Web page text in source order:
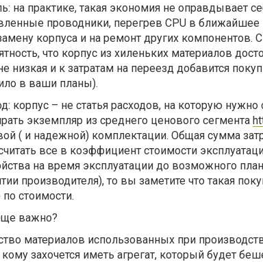
на практике, такая экономия не оправдывает
проводники, перегрев CPU в ближайшее
корпуса и на ремонт других
что корпус из хиленьких материалов
низкая и к затратам на переезд добавится
в ваши планы).
корпус – не статья расходов, на которую
экземпляр из среднего ценового сегмента
( и надежной) комплектации. Общая сумма
все в коэффициент стоимости
на время эксплуатации до возможного
производителя), то вы заметите что такая
стоимости.
важно?
материалов использованных при
захочется иметь агрегат, который будет